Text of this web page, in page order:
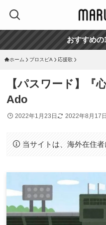
おすすめの
ホーム プロスピA 応援歌
【パスワード】『
Ado
2022年1月23日 2022年8月17日
当サイトは、海外在住